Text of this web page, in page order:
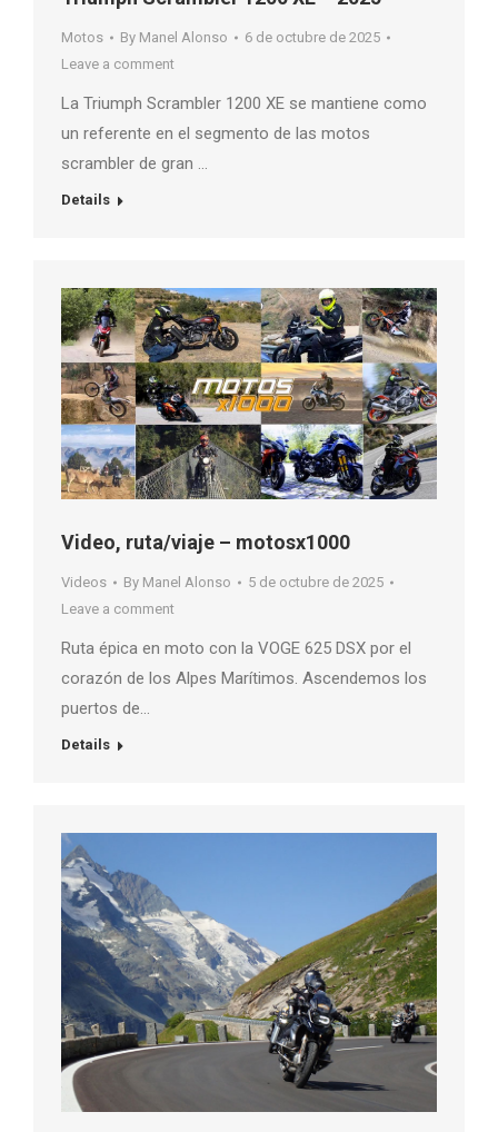
Motos By Manel Alonso
6 de octubre de 2025
Leave a comment
La Triumph Scrambler 1200 XE se mantiene como
un referente en el segmento de las motos
scrambler de gran …
Details
Video, ruta/viaje – motosx1000
Videos By Manel Alonso
5 de octubre de 2025
Leave a comment
Ruta épica en moto con la VOGE 625 DSX por el
corazón de los Alpes Marítimos. Ascendemos los
puertos de…
Details